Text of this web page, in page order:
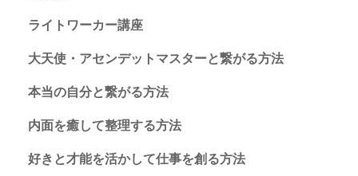
ライトワーカー講座
大天使・アセンデットマスターと繋がる方法
本当の自分と繋がる方法
内面を癒して整理する方法
好きと才能を活かして仕事を創る方法